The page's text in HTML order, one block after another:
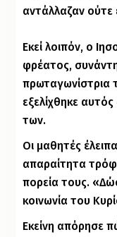
αντάλλαζαν ούτε
Εκεί λοιπόν, ο
φρέατος,
πρωταγωνίστρια
εξελίχθηκε
των.
Οι μαθητές
απαραίτητα
πορεία τους.
κοινωνία του
Εκείνη απόρησε